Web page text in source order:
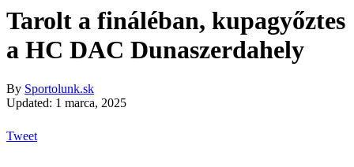
Tarolt a fináléban, kupagyőztes
a HC DAC Dunaszerdahely
By Sportolunk.sk
Updated: 1 marca, 2025
Tweet